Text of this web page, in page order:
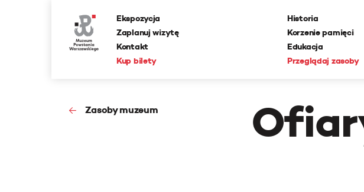
Ekspozycja
Zaplanuj wizytę
Kontakt
Kup bilety
Historia
Korzenie pamięci
Edukacja
Przeglądaj zasoby
Zasoby muzeum